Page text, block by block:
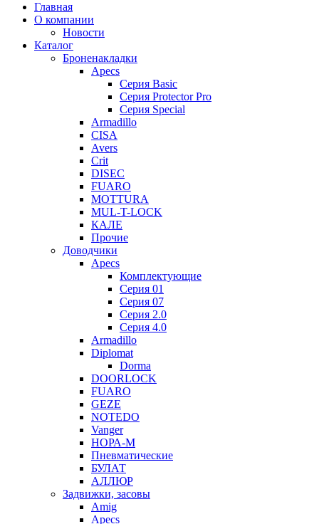
Главная
О компании
Новости
Каталог
Броненакладки
Apecs
Серия Basic
Серия Protector Pro
Серия Special
Armadillo
CISA
Avers
Crit
DISEC
FUARO
MOTTURA
MUL-T-LOCK
КАЛЕ
Прочие
Доводчики
Apecs
Комплектующие
Серия 01
Серия 07
Серия 2.0
Серия 4.0
Armadillo
Diplomat
Dorma
DOORLOCK
FUARO
GEZE
NOTEDO
Vanger
НОРА-М
Пневматические
БУЛАТ
АЛЛЮР
Задвижки, засовы
Amig
Apecs